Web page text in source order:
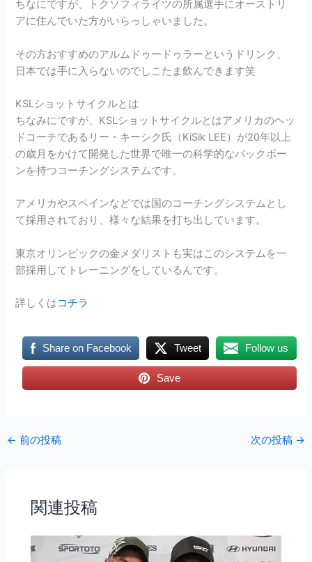
ちなにですが、トクソフィライツの所属選手にオーストリ
アに住んでいた方がいらっしゃいました。
その方おすすめのアルムドゥードゥラーというドリンク、
日本では手に入らないのでしこたま飲んできます笑
KSLショットサイクルとは
ちなみにですが、KSLショットサイクルとはアメリカのヘッ
ドコーチであるリー・キーシク氏（KiSik LEE）が20年以上
の歳月をかけて開発した世界で唯一の科学的なバックボー
ンを持つコーチングシステムです。
アメリカやスペインなどでは国のコーチングシステムとし
て採用されており、様々な結果を打ち出しています。
東京オリンピックの金メダリストも実はこのシステムを一
部採用してトレーニングをしているんです。
詳しくはコチラ
Share on Facebook Tweet Follow us
Save
← 前の投稿 次の投稿 →
関連投稿